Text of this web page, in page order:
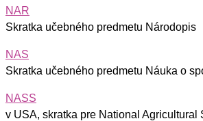
NAR
Skratka učebného predmetu Národopis
NAS
Skratka učebného predmetu Náuka o
NASS
v USA, skratka pre National Agricultural